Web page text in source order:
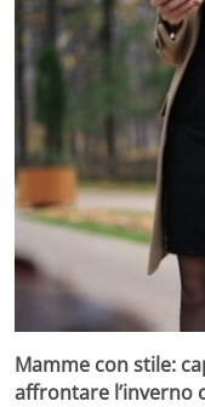
Mamme con stile:
affrontare l’inverno